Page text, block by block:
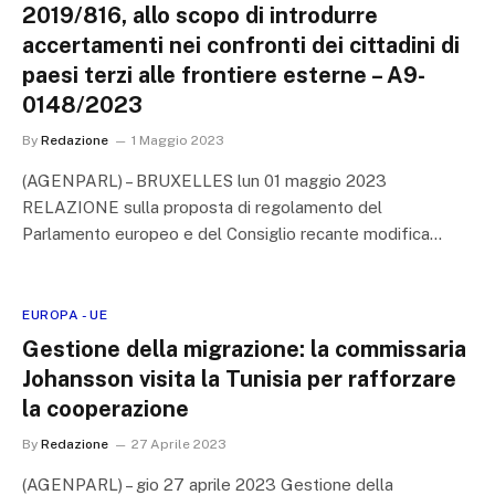
2019/816, allo scopo di introdurre
accertamenti nei confronti dei cittadini di
paesi terzi alle frontiere esterne – A9-
0148/2023
By Redazione 1 Maggio 2023
(AGENPARL) – BRUXELLES lun 01 maggio 2023
RELAZIONE sulla proposta di regolamento del
Parlamento europeo e del Consiglio recante modifica…
EUROPA - UE
Gestione della migrazione: la commissaria
Johansson visita la Tunisia per rafforzare
la cooperazione
By Redazione 27 Aprile 2023
(AGENPARL) – gio 27 aprile 2023 Gestione della